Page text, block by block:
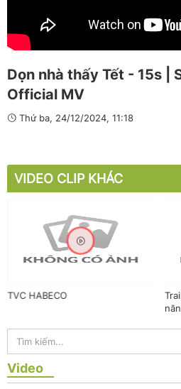
Dọn nhà thấy Tết - 15s |
Official MV
Thứ ba, 24/12/2024, 11:18
VIDEO CLIP KHÁC
TVC HABECO
Video